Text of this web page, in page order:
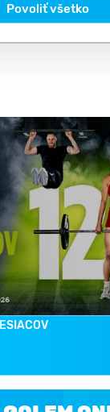
Povoliť všetko